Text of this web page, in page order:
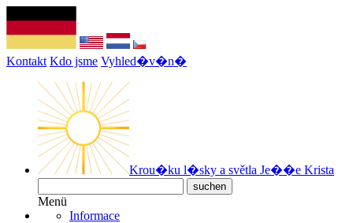
Kontakt Kdo jsme Vyhled�v�n�
Krou�ku l�sky a světla Je��e Krista
Menü
Informace